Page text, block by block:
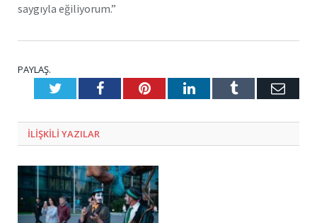
saygıyla eğiliyorum.”
PAYLAŞ.
TwitterFacebookPinterestLinkedInTumblr E-
ILIŞKILI YAZILAR